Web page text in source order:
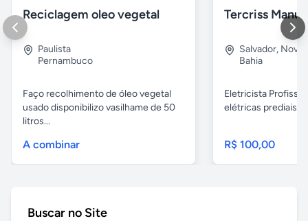
Reciclagem oleo vegetal
Paulista
Pernambuco
Faço recolhimento de óleo vegetal
usado disponibilizo vasilhame de 50
litros...
A combinar
Salvador, Nova
Bahia
Eletricista
elétricas prediais e
R$ 100,00
Buscar no Site